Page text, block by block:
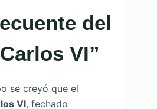
del
VI”
se creyó que el
VI, fechado